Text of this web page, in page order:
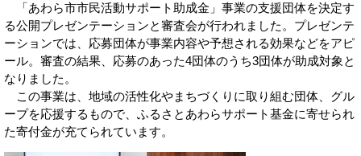
「あわら市市民活動サポート助成金」事業の支援団体を決定す
る公開プレゼンテーションと審査会が行われました。プレゼンテ
ーションでは、応募団体が事業内容や予想される効果などをアピ
ール。審査の結果、応募のあった4団体のうち3団体が助成対象と
なりました。
この事業は、地域の活性化やまちづくりに取り組む団体、グル
ープを応援するもので、ふるさとあわらサポート基金に寄せられ
た寄付金が充てられています。